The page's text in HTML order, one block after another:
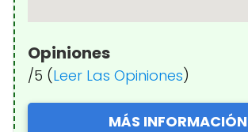
Opiniones
/5 (Leer Las Opiniones)
MÁS INFORMACIÓN